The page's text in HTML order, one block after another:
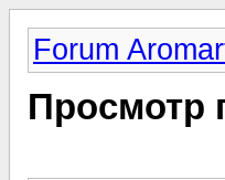
Forum
Просмотр